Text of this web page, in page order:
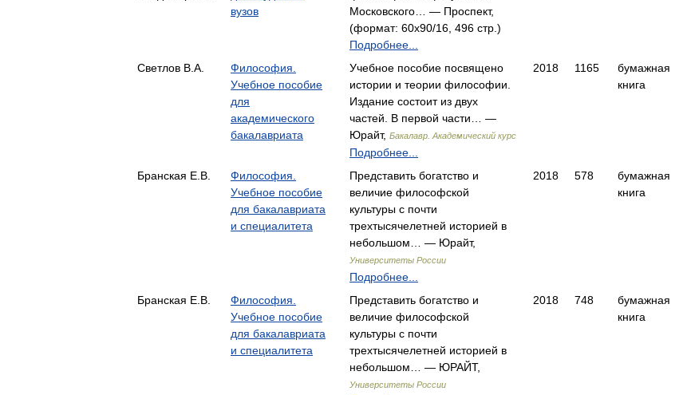
вузов
Московского… — Проспект,
(формат: 60x90/16, 496 стр.)
Подробнее...
Светлов В.А.
Философия.
Учебное пособие
для
академического
бакалавриата
Учебное пособие посвящено
истории и теории философии.
Издание состоит из двух
частей. В первой части… —
Юрайт, Бакалавр. Академический курс
Подробнее...
2018 1165
бумажная
книга
Бранская Е.В.
Философия.
Учебное пособие
для бакалавриата
и специалитета
Представить богатство и
величие философской
культуры с почти
трехтысячелетней историей в
небольшом… — Юрайт,
Университеты России
Подробнее...
2018 578
бумажная
книга
Бранская Е.В.
Философия.
Учебное пособие
для бакалавриата
и специалитета
Представить богатство и
величие философской
культуры с почти
трехтысячелетней историей в
небольшом… — ЮРАЙТ,
Университеты России
2018 748
бумажная
книга